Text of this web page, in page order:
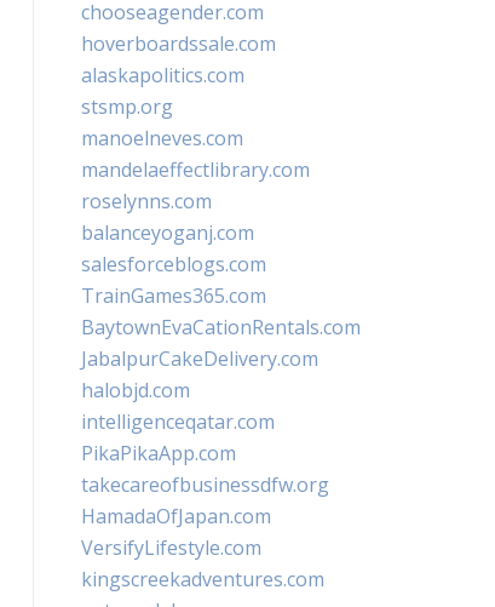
chooseagender.com
hoverboardssale.com
alaskapolitics.com
stsmp.org
manoelneves.com
mandelaeffectlibrary.com
roselynns.com
balanceyoganj.com
salesforceblogs.com
TrainGames365.com
BaytownEvaCationRentals.com
JabalpurCakeDelivery.com
halobjd.com
intelligenceqatar.com
PikaPikaApp.com
takecareofbusinessdfw.org
HamadaOfJapan.com
VersifyLifestyle.com
kingscreekadventures.com